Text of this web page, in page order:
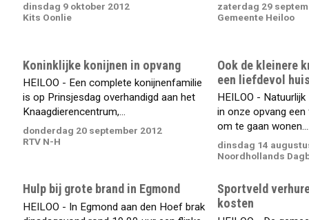
dinsdag 9 oktober 2012
Kits Oonlie
zaterdag 29
Gemeente Heiloo
Koninklijke konijnen in opvang
HEILOO - Een complete konijnenfamilie
is op Prinsjesdag overhandigd aan het
Knaagdierencentrum,...
donderdag 20 september 2012
RTV N-H
Ook de kleinere
een liefdevol
HEILOO -
in onze opvang een
om te gaan
dinsdag 14
Noordhollands
Hulp bij grote brand in Egmond
HEILOO - In Egmond aan den Hoef brak
Sportveld
kosten